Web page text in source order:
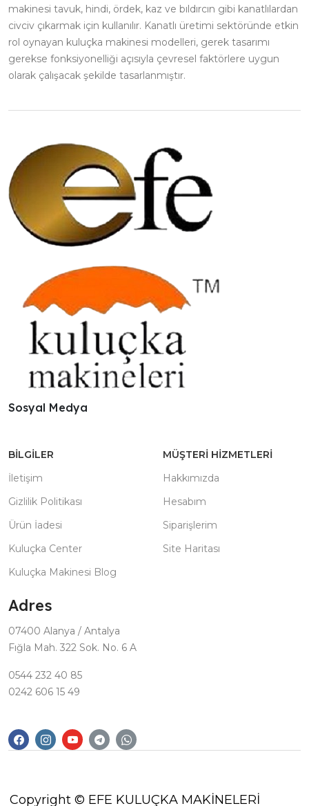
makinesi tavuk, hindi, ördek, kaz ve bıldırcın gibi kanatlılardan
civciv çıkarmak için kullanılır. Kanatlı üretimi sektöründe etkin
rol oynayan kuluçka makinesi modelleri, gerek tasarımı
gerekse fonksiyonelliği açısıyla çevresel faktörlere uygun
olarak çalışacak şekilde tasarlanmıştır.
Sosyal Medya
BILGILER
İletişim
Gizlilik Politikası
Ürün İadesi
Kuluçka Center
Kuluçka Makinesi Blog
MÜŞTERI HIZMETLERI
Hakkımızda
Hesabım
Siparişlerim
Site Haritası
Adres
07400 Alanya / Antalya
Fığla Mah. 322 Sok. No. 6 A
0544 232 40 85
0242 606 15 49
Copyright © EFE KULUÇKA MAKİNELERİ